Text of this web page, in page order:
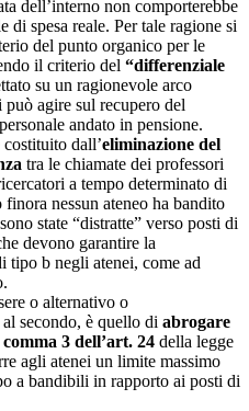
dell’interno non comporterebbe
di spesa reale. Per tale ragione si
del punto organico per le
il criterio del “differenziale
su un ragionevole arco
agire sul recupero del
andato in pensione.
dall’eliminazione del
tra le chiamate dei professori
a tempo determinato di
nessun ateneo ha bandito
state “distratte” verso posti di
devono garantire la
tipo b negli atenei, come ad
o alternativo o
secondo, è quello di abrogare
3 dell’art. 24 della legge
agli atenei un limite massimo
a bandibili in rapporto ai posti di